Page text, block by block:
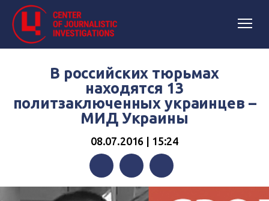
В российских тюрьмах
находятся 13
политзаключенных украинцев –
МИД Украины
08.07.2016 | 15:24
FacebookTwitterTelegram